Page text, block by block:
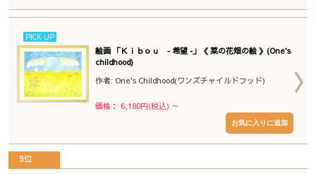
PICK UP
絵画 「Ｋｉｂｏｕ ‐ 希望 ‐」《 菜の花畑の絵 》(One's
childhood)
作者: One's Childhood(ワンズチャイルドフッド)
価格： 6,180円(税込) ～
9位